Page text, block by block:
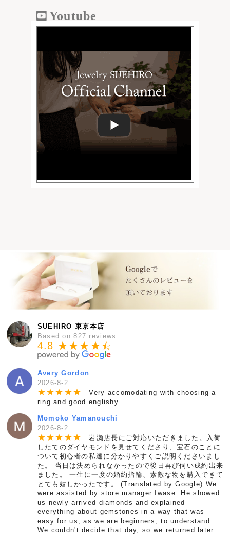
Youtube
SUEHIRO 東京本店
Based on 827 reviews
4.8 ★★★★★
☆
Avery Gordon
2026-8-2
★★★ ★★
Very accomodating with choosing a
ring and good englishy
Momoko Yamanouchi
2026-8-2
★★★ ★★
岩瀬店長にご対応いただきました。入荷
したてのダイヤモンドを見せてくださり、宝石のことに
ついて初心者の私達に分かりやすくご説明くださいまし
た。 当日は決められなかったので後日再び伺い成約出来
ました。 一生に一度の婚約指輪、素敵な物を購入できて
とても嬉しかったです。 (Translated by Google) We
were assisted by store manager Iwase. He showed
us newly arrived diamonds and explained
everything about gemstones in a way that was
easy for us, as we are beginners, to understand.
We couldn't decide that day, so we returned later